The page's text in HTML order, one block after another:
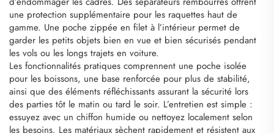
une protection supplémentaire pour les raquettes haut de
gamme. Une poche zippée en filet à l’intérieur permet de
garder les petits objets bien en vue et bien sécurisés pendant
les vols ou les longs trajets en voiture.
Les fonctionnalités pratiques comprennent une poche isolée
pour les boissons, une base renforcée pour plus de stabilité,
ainsi que des éléments réfléchissants assurant la sécurité lors
des parties tôt le matin ou tard le soir. L’entretien est simple :
essuyez avec un chiffon humide ou nettoyez localement selon
les besoins. Les matériaux sèchent rapidement et résistent aux